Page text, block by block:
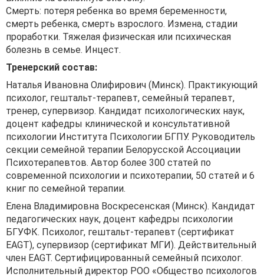
Смерть: потеря ребенка во время беременности,
смерть ребенка, смерть взрослого. Измена, стадии
проработки. Тяжелая физическая или психическая
болезнь в семье. Инцест.
Тренерский состав:
Наталья Ивановна Олифирович (Минск). Практикующий
психолог, гештальт-терапевт, семейный терапевт,
тренер, супервизор. Кандидат психологических наук,
доцент кафедры клинической и консультативной
психологии Института Психологии БГПУ. Руководитель
секции семейной терапии Белорусской Ассоциации
Психотерапевтов. Автор более 300 статей по
современной психологии и психотерапии, 50 статей и 6
книг по семейной терапии.
Елена Владимировна Воскресенская (Минск). Кандидат
педагогических наук, доцент кафедры психологии
БГУФК. Психолог, гештальт-терапевт (сертификат
EAGT), супервизор (сертификат МГИ). Действительный
член EAGT. Сертифицированный семейный психолог.
Исполнительный директор РОО «Общество психологов